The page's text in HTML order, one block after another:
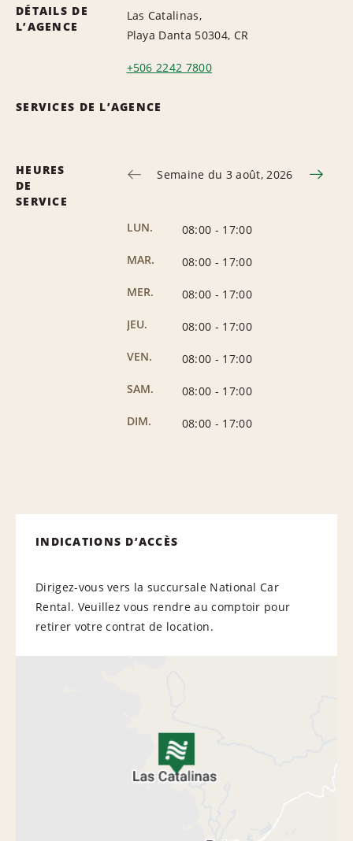
DÉTAILS DE
L’AGENCE
Las Catalinas,
Playa Danta 50304, CR
+506 2242 7800
SERVICES DE L’AGENCE
HEURES
DE
SERVICE
Semaine du 3 août, 2026
LUN. 08:00 - 17:00
MAR.
08:00 - 17:00
MER.
08:00 - 17:00
JEU.
08:00 - 17:00
VEN.
08:00 - 17:00
SAM.
08:00 - 17:00
DIM.
08:00 - 17:00
INDICATIONS D’ACCÈS
Dirigez-vous vers la succursale National Car
Rental. Veuillez vous rendre au comptoir pour
retirer votre contrat de location.